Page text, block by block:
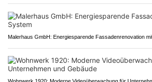
Malerhaus GmbH: Energiesparende Fassadenrenovation